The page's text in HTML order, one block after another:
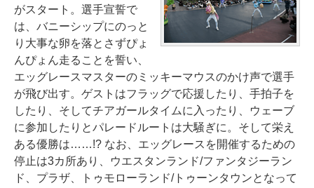
がスタート。選手宣誓で
は、バニーシップにのっと
り大事な卵を落とさずぴょ
んぴょん走ることを誓い、
エッグレースマスターのミッキーマウスのかけ声で選手
が飛び出す。ゲストはフラッグで応援したり、手拍子を
したり、そしてチアガールタイムに入ったり、ウェーブ
に参加したりとパレードルートは大騒ぎに。そして栄え
ある優勝は……!? なお、エッグレースを開催するための
停止は3カ所あり、ウエスタンランド/ファンタジーラン
ド、プラザ、トゥモローランド/トゥーンタウンとなって